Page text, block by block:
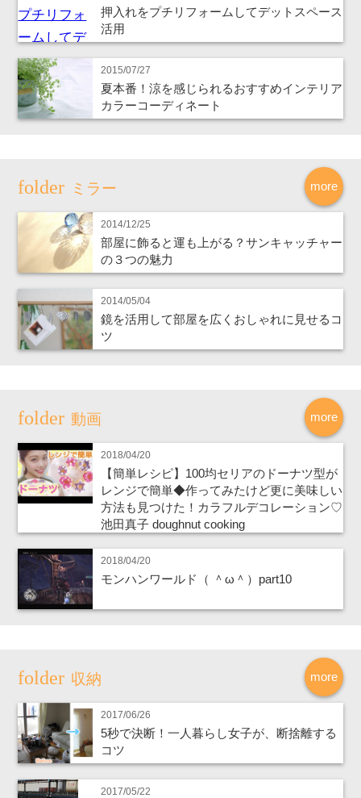
押入れをプチリフォームしてデットスペース
活用
2015/07/27
夏本番！涼を感じられるおすすめインテリア
カラーコーディネート
more
ミラー
2014/12/25
部屋に飾ると運も上がる？サンキャッチャー
の３つの魅力
2014/05/04
鏡を活用して部屋を広くおしゃれに見せるコ
ツ
more
動画
2018/04/20
【簡単レシピ】100均セリアのドーナツ型が
レンジで簡単◆作ってみたけど更に美味しい
方法も見つけた！カラフルデコレーション♡
池田真子 doughnut cooking
2018/04/20
モンハンワールド（ ＾ω＾）part10
more
収納
2017/06/26
5秒で決断！一人暮らし女子が、断捨離する
コツ
2017/05/22